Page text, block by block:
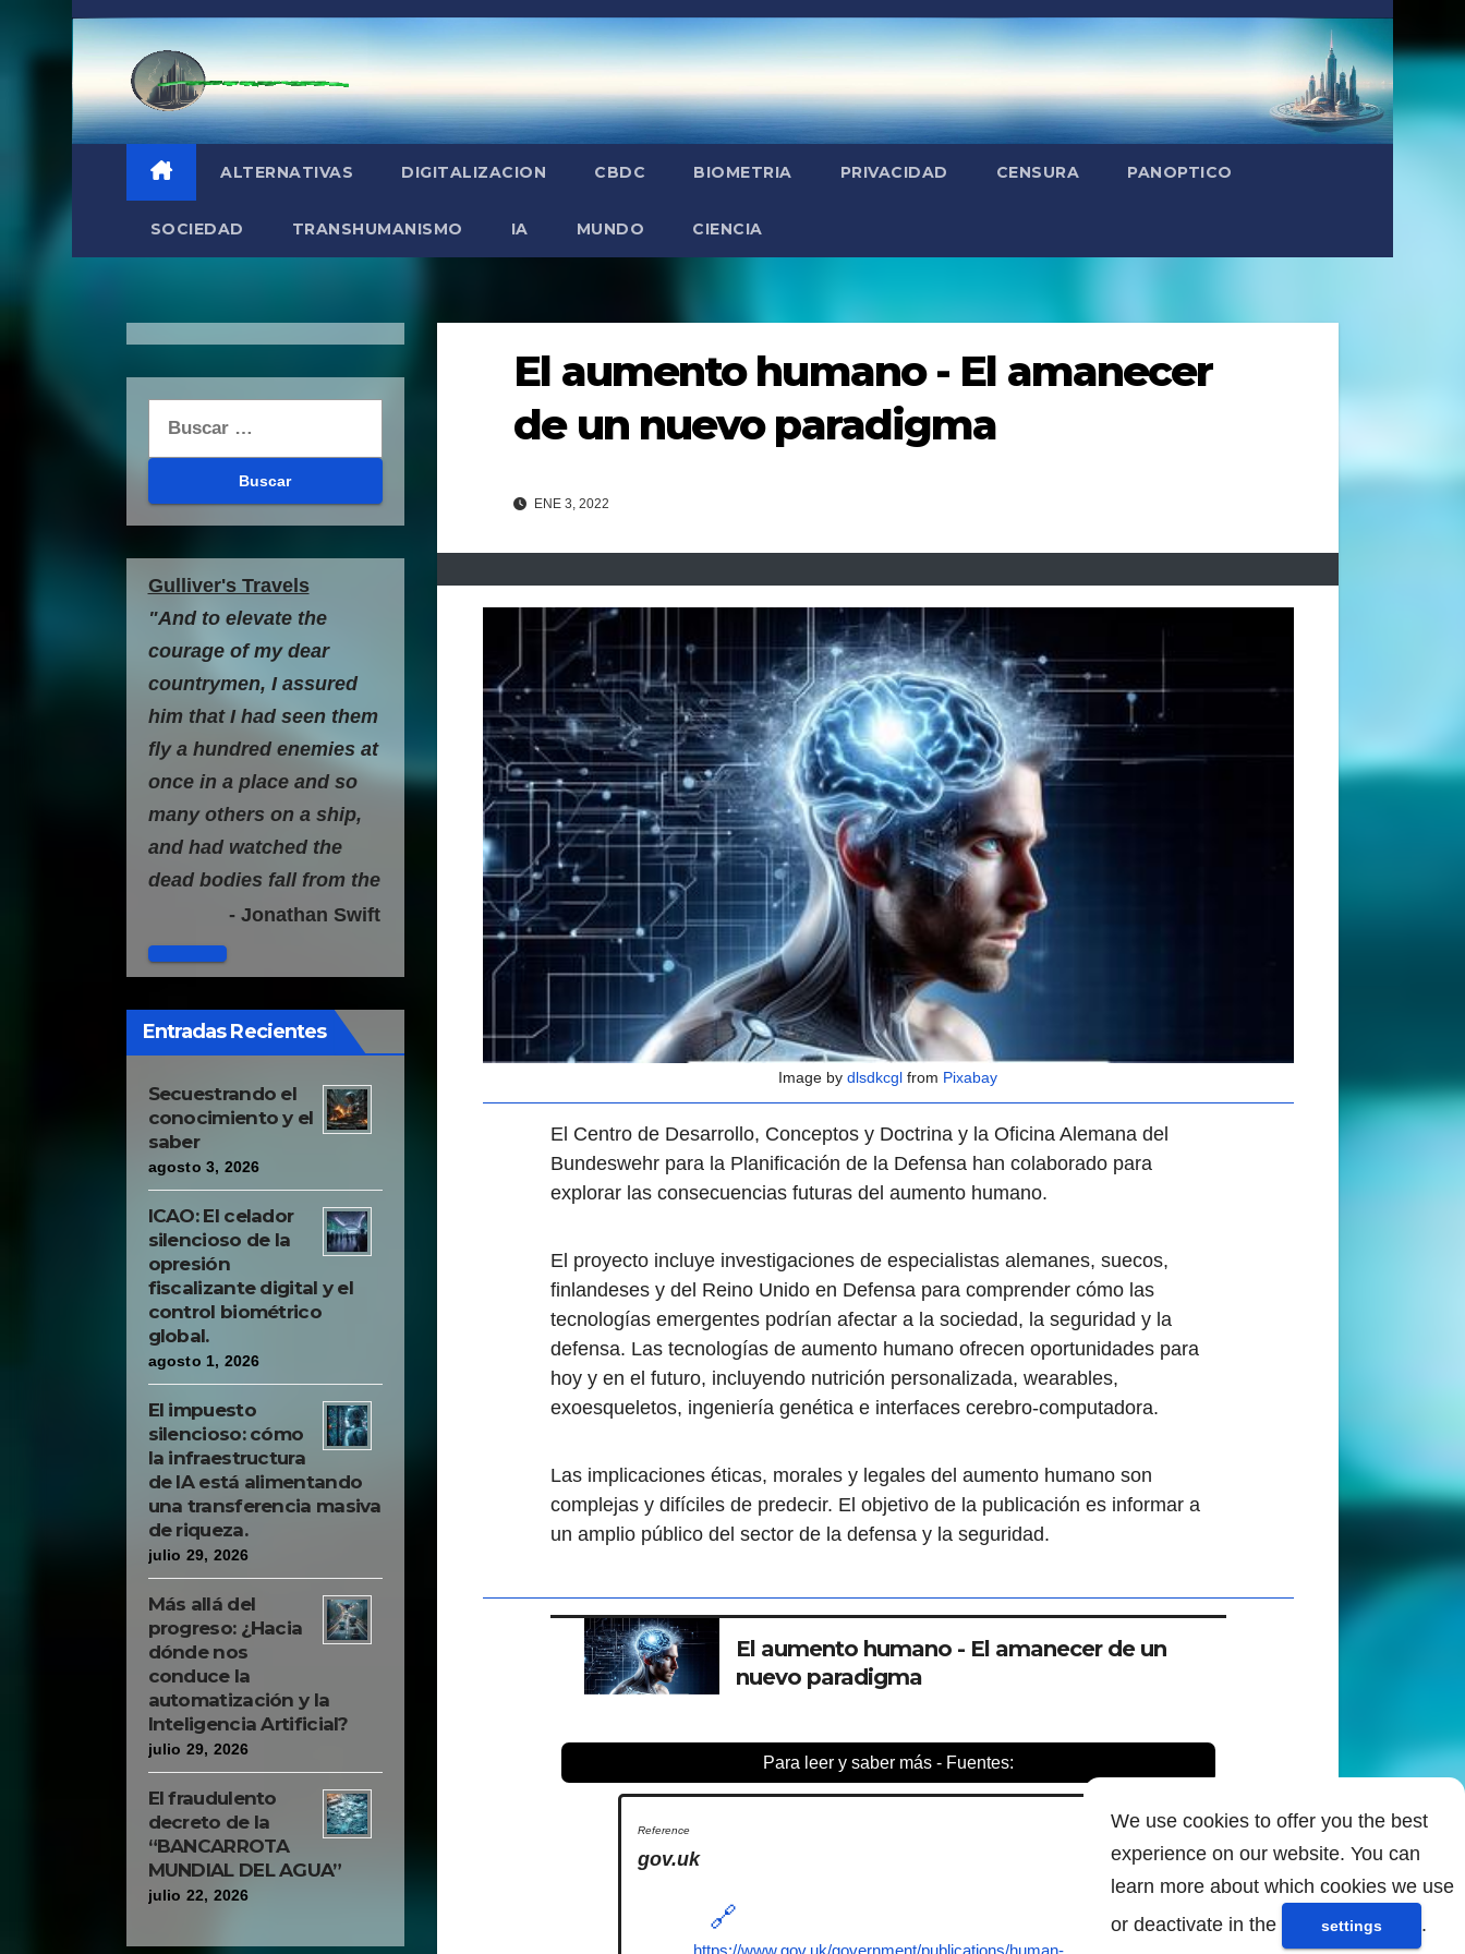
We use cookies to offer you the best
experience on our website. You can
learn more about which cookies we use
or deactivate in the
settings .
Saltar
al
contenido
ALTERNATIVAS DIGITALIZACION CBDC BIOMETRIA PRIVACIDAD CENSURA PANOPTICO
SOCIEDAD TRANSHUMANISMO IA MUNDO CIENCIA
Gulliver's Travels
"And to elevate the
courage of my dear
countrymen, I assured
him that I had seen them
fly a hundred enemies at
once in a place and so
many others on a ship,
and had watched the
dead bodies fall from the
clouds, with great
amusement from the
spectators."
- Jonathan Swift
Entradas Recientes
Secuestrando el
conocimiento y el
saber
agosto 3, 2026
ICAO: El celador
silencioso de la
opresión
fiscalizante digital y el
control biométrico
global.
agosto 1, 2026
El impuesto
silencioso: cómo
la infraestructura
de IA está alimentando
una transferencia masiva
de riqueza.
julio 29, 2026
Más allá del
progreso: ¿Hacia
dónde nos
conduce la
automatización y la
Inteligencia Artificial?
julio 29, 2026
El fraudulento
decreto de la
“BANCARROTA
MUNDIAL DEL AGUA”
julio 22, 2026
El aumento humano - El amanecer
de un nuevo paradigma
ENE 3, 2022
Image bydlsdkcgl from Pixabay
El Centro de Desarrollo, Conceptos y Doctrina y la Oficina Alemana del
Bundeswehr para la Planificación de la Defensa han colaborado para
explorar las consecuencias futuras del aumento humano.
El proyecto incluye investigaciones de especialistas alemanes, suecos,
finlandeses y del Reino Unido en Defensa para comprender cómo las
tecnologías emergentes podrían afectar a la sociedad, la seguridad y la
defensa. Las tecnologías de aumento humano ofrecen oportunidades para
hoy y en el futuro, incluyendo nutrición personalizada, wearables,
exoesqueletos, ingeniería genética e interfaces cerebro-computadora.
Las implicaciones éticas, morales y legales del aumento humano son
complejas y difíciles de predecir. El objetivo de la publicación es informar a
un amplio público del sector de la defensa y la seguridad.
El aumento humano - El amanecer de un
nuevo paradigma
Para leer y saber más - Fuentes:
gov.uk